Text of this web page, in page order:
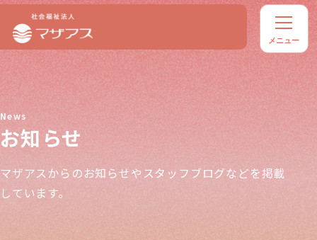
お知らせ
マザアスからのお知らせやスタッフブログなどを掲載
しています。